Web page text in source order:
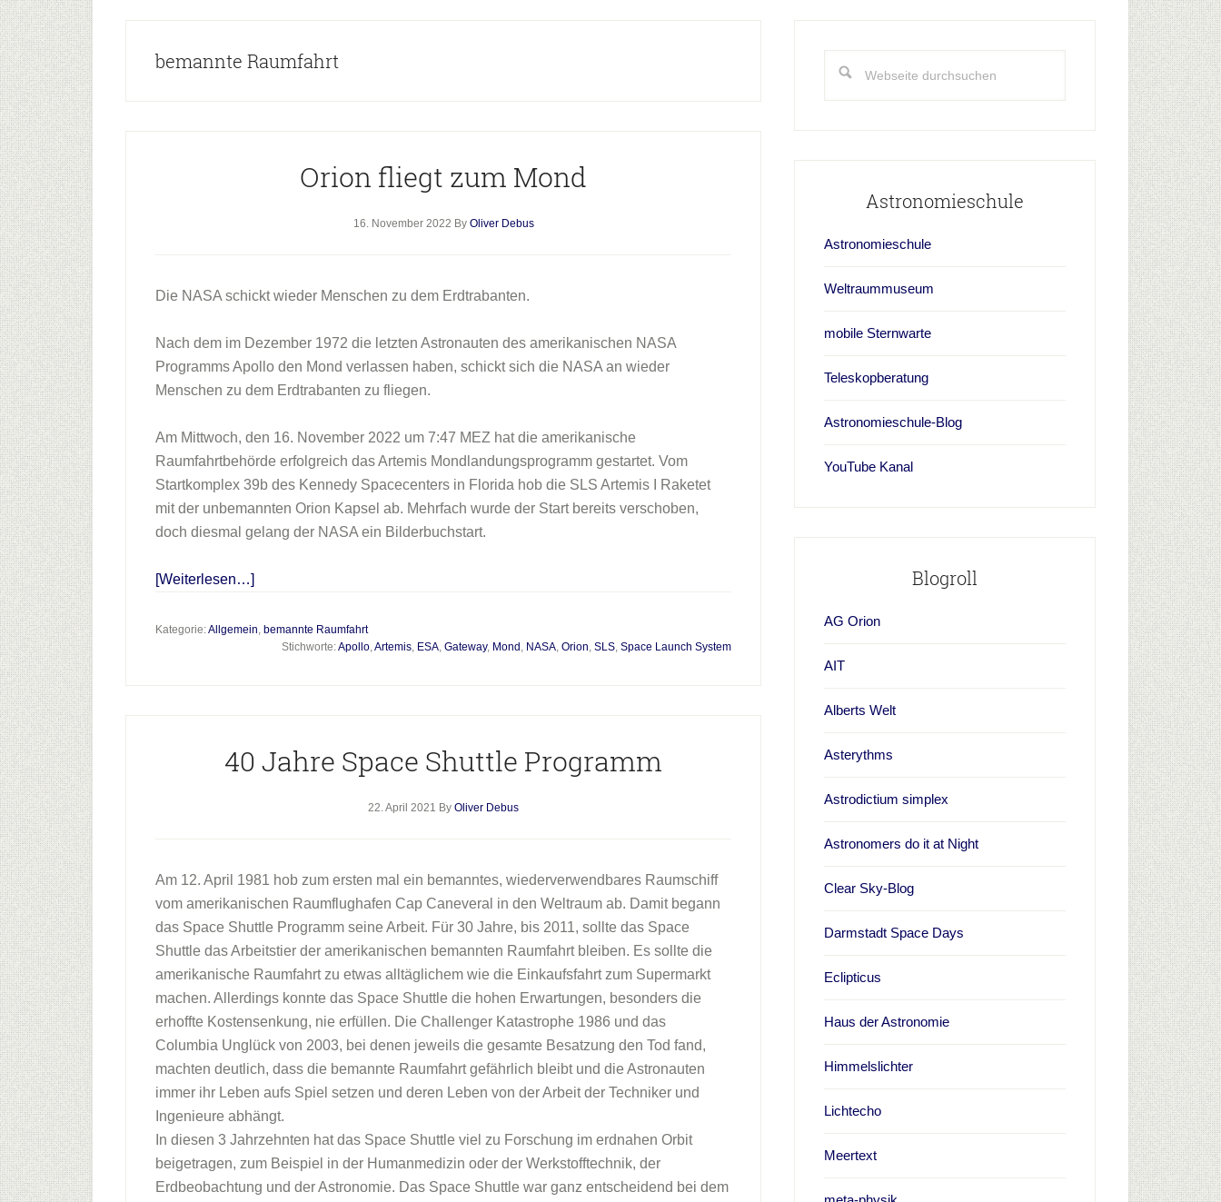
bemannte Raumfahrt
Orion fliegt zum Mond
16. November 2022 By Oliver Debus
Die NASA schickt wieder Menschen zu dem Erdtrabanten.
Nach dem im Dezember 1972 die letzten Astronauten des amerikanischen NASA
Programms Apollo den Mond verlassen haben, schickt sich die NASA an wieder
Menschen zu dem Erdtrabanten zu fliegen.
Am Mittwoch, den 16. November 2022 um 7:47 MEZ hat die amerikanische
Raumfahrtbehörde erfolgreich das Artemis Mondlandungsprogramm gestartet. Vom
Startkomplex 39b des Kennedy Spacecenters in Florida hob die SLS Artemis I Raketet
mit der unbemannten Orion Kapsel ab. Mehrfach wurde der Start bereits verschoben,
doch diesmal gelang der NASA ein Bilderbuchstart.
[Weiterlesen…]Infos
Plugin
Orion
Kategorie:Allgemein, bemannte Raumfahrt
Stichworte:Apollo,Artemis, ESA, Gateway, Mond , NASA, Orion, SLS, Space Launch System
40 Jahre Space Shuttle Programm
22. April 2021 By Oliver Debus
Am 12. April 1981 hob zum ersten mal ein bemanntes, wiederverwendbares Raumschiff
vom amerikanischen Raumflughafen Cap Caneveral in den Weltraum ab. Damit begann
das Space Shuttle Programm seine Arbeit. Für 30 Jahre, bis 2011, sollte das Space
Shuttle das Arbeitstier der amerikanischen bemannten Raumfahrt bleiben. Es sollte die
amerikanische Raumfahrt zu etwas alltäglichem wie die Einkaufsfahrt zum Supermarkt
machen. Allerdings konnte das Space Shuttle die hohen Erwartungen, besonders die
erhoffte Kostensenkung, nie erfüllen. Die Challenger Katastrophe 1986 und das
Columbia Unglück von 2003, bei denen jeweils die gesamte Besatzung den Tod fand,
machten deutlich, dass die bemannte Raumfahrt gefährlich bleibt und die Astronauten
immer ihr Leben aufs Spiel setzen und deren Leben von der Arbeit der Techniker und
Ingenieure abhängt.
In diesen 3 Jahrzehnten hat das Space Shuttle viel zu Forschung im erdnahen Orbit
beigetragen, zum Beispiel in der Humanmedizin oder der Werkstofftechnik, der
Erdbeobachtung und der Astronomie. Das Space Shuttle war ganz entscheidend bei dem
durchsuchen
Astronomieschule
Astronomieschule
Weltraummuseum
mobile Sternwarte
Teleskopberatung
Astronomieschule-Blog
YouTube Kanal
Blogroll
AG Orion
AIT
Alberts Welt
Asterythms
Astrodictium simplex
Astronomers do it at Night
Clear Sky-Blog
Darmstadt Space Days
Eclipticus
Haus der Astronomie
Himmelslichter
Lichtecho
Meertext